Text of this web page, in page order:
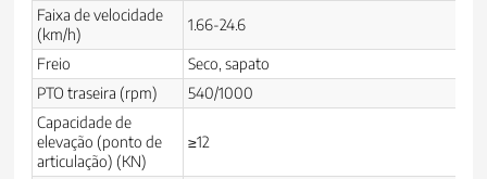
Faixa de velocidade
(km/h)
1.66-24.6
Freio
Seco, sapato
PTO traseira (rpm)
540/1000
Capacidade de
elevação (ponto de
articulação) (KN)
≥12